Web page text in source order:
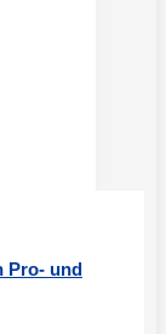
Pro- und